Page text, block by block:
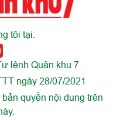
tôi tại:
lệnh Quân khu 7
ngày 28/07/2021
quyền nội dung trên